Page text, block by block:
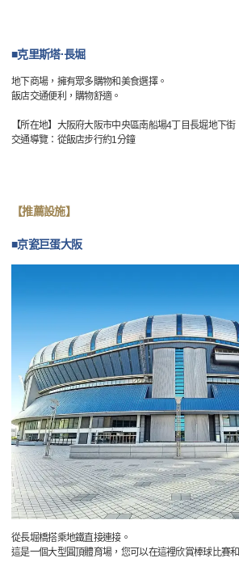
■克里斯塔·長堀
地下商場，擁有眾多購物和美食選擇。
飯店交通便利，購物舒適。
【所在地】大阪府大阪市中央區南船場4丁目長堀地下街
交通導覽：從飯店步行約1分鐘
【推薦設施】
■京瓷巨蛋大阪
從長堀橋搭乘地鐵直接連接。
這是一個大型圓頂體育場，您可以在這裡欣賞棒球比賽